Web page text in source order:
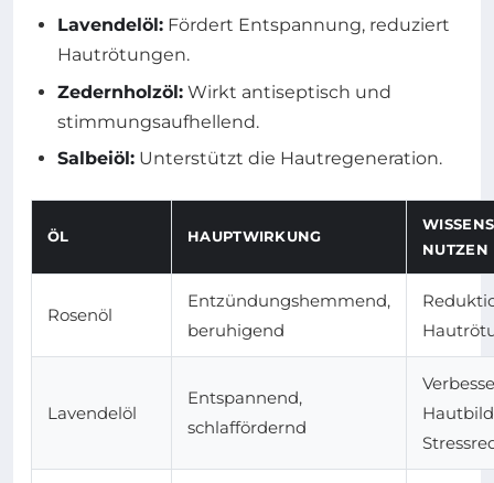
Lavendelöl: Fördert Entspannung, reduziert
Hautrötungen.
Zedernholzöl: Wirkt antiseptisch und
stimmungsaufhellend.
Salbeiöl: Unterstützt die Hautregeneration.
ÖL HAUPTWIRKUNG
NUTZEN
Rosenöl
Entzündungshemmend,
beruhigend
Lavendelöl
Entspannend,
schlaffördernd